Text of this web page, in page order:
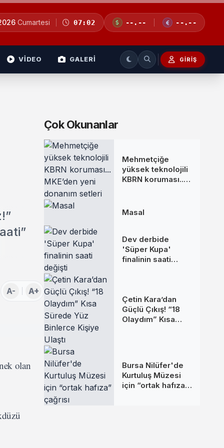
Cumartesi 07:02 --.-- --.--
VİDEO GALERİ GIRIŞ
A- A+
olan
Çok Okunanlar
Mehmetçiğe
yüksek teknolojili
KBRN koruması...
Masal
Dev derbide
'Süper Kupa'
finalinin saati
Çetin Kara’dan
Güçlü Çıkış! “18
Olaydım” Kısa
Bursa Nilüfer'de
Kurtuluş Müzesi
için “ortak hafıza”